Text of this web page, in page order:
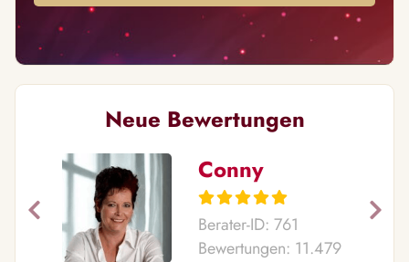
Neue Bewertungen
Conny
Berater-ID: 761
Bewertungen: 11.479